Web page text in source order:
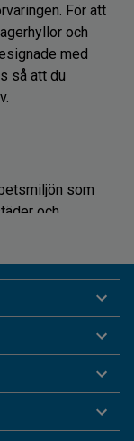
För att
och
med
så att du
som
och
av antingen
för butiker och
och våra
jämnt. Många av
för att